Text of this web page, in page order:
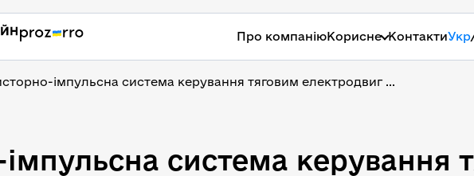
Про компаніюКорисне КонтактиУкр
імпульсна система керування тяговим електродвиг ...
система керування
система керування